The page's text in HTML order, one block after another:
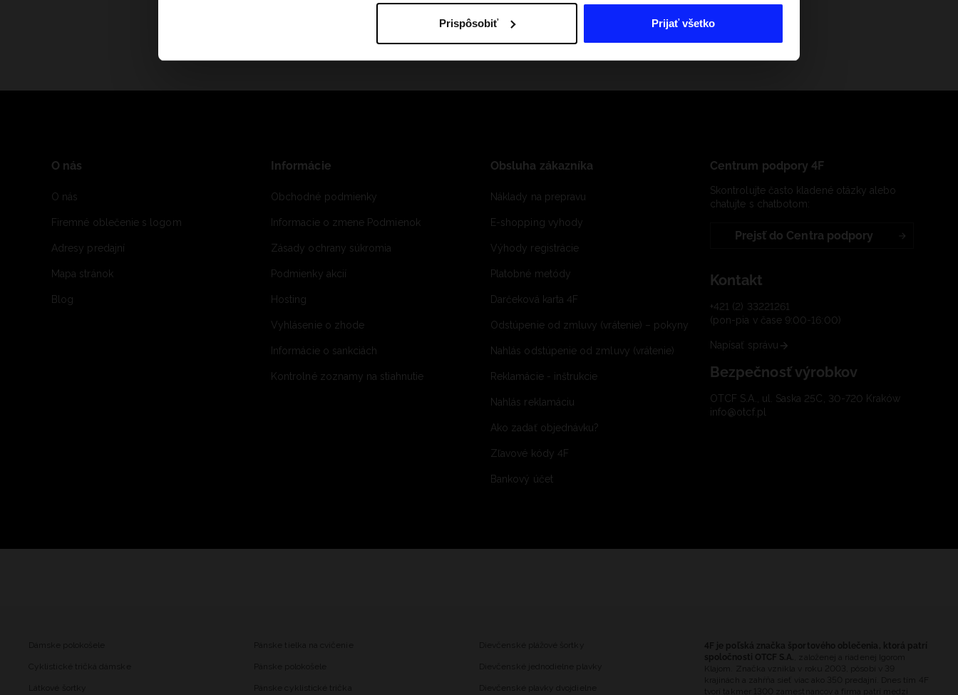
Prispôsobiť Prijať všetko
O nás
O nás
Firemné oblečenie s logom
Adresy predajní
Mapa stránok
Blog
Informácie
Obchodné podmienky
Informacie o zmene Podmienok
Zásady ochrany súkromia
Podmienky akcií
Hosting
Vyhlásenie o zhode
Informácie o sankciách
Kontrolné zoznamy na stiahnutie
Obsluha zákazníka
Náklady na prepravu
E-shopping vyhody
Výhody registrácie
Platobné metódy
Darčeková karta 4F
Odstúpenie od zmluvy (vrátenie) – pokyny
Nahlás odstúpenie od zmluvy (vrátenie)
Reklamácie - inštrukcie
Nahlás reklamáciu
Ako zadať objednávku?
Zľavové kódy 4F
Bankový účet
Centrum podpory 4F
Skontrolujte často kladené otázky alebo
chatujte s chatbotom:
Prejsť do Centra podpory
Kontakt
+421 (2) 33221261
(pon-pia v čase 9:00-16:00)
Napísať správu
Bezpečnosť výrobkov
OTCF S.A., ul. Saska 25C, 30-720 Kraków
info@otcf.pl